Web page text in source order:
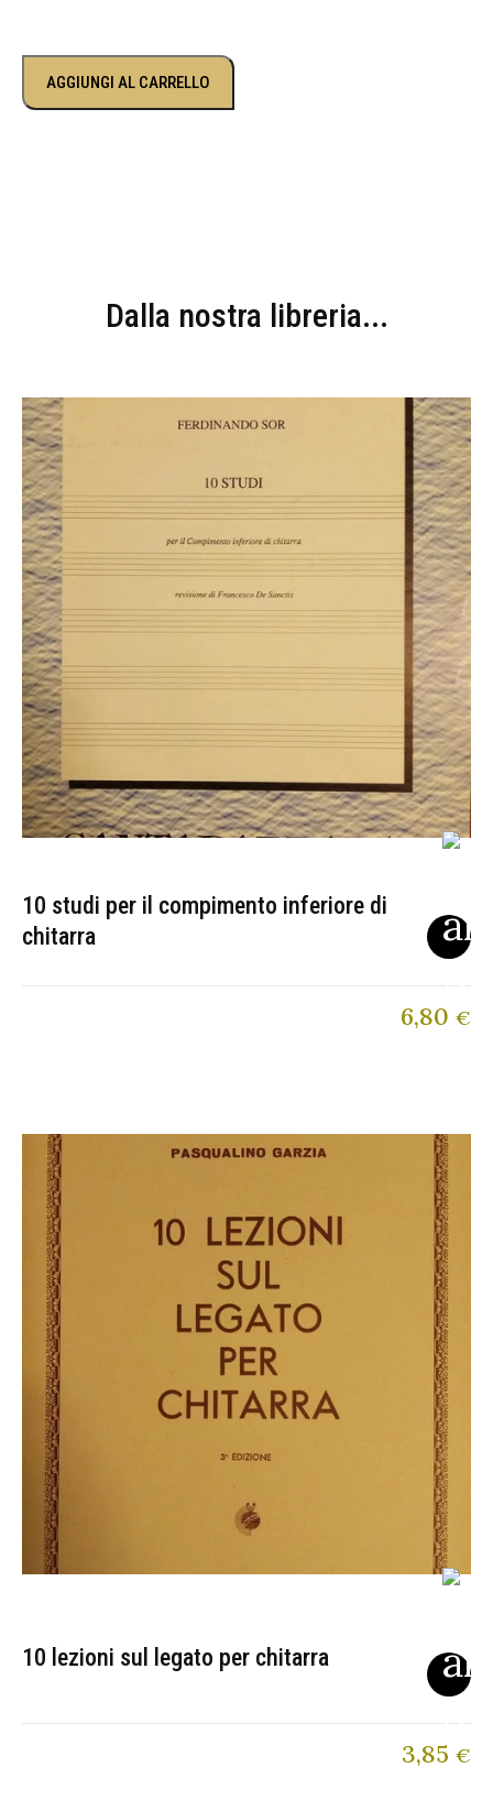
AGGIUNGI AL CARRELLO
Dalla nostra libreria...
10 studi per il compimento inferiore di
chitarra
6,80 €
10 lezioni sul legato per chitarra
3,85 €